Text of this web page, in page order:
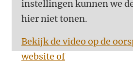
instellingen kunnen we
hier niet tonen.
Bekijk de video op de
website of